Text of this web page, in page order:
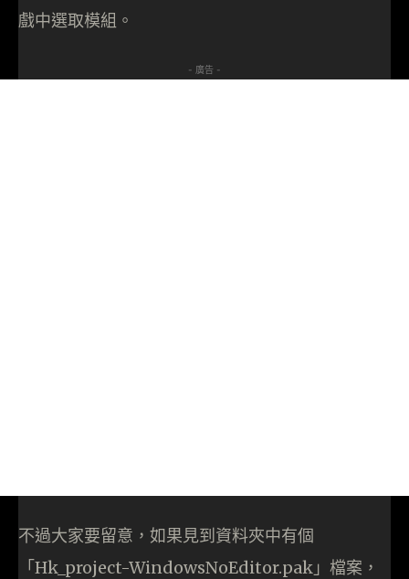
戲中選取模組。
- 廣告 -
不過大家要留意，如果見到資料夾中有個
「Hk_project-WindowsNoEditor.pak」檔案，